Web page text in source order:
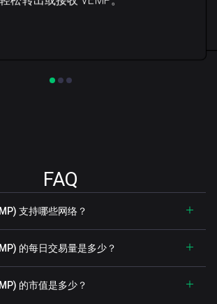
FAQ
支持哪些网络？
的每日交易量是多少？
的市值是多少？